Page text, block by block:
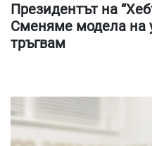
Президентът на
Сменяме модела на
тръгвам